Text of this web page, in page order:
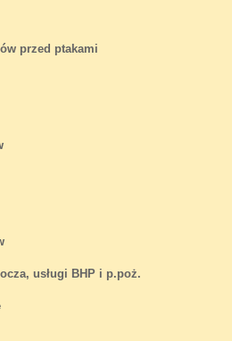
przed ptakami
usługi BHP i p.poż.